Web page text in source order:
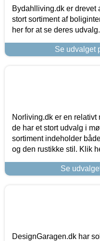
Bydahlliving.dk er drevet
stort sortiment af
her for at se deres udvalg.
Se udvalget
Norliving.dk er en relativt
de har et stort udvalg i
sortiment indeholder
og den rustikke stil. Klik
Se
DesignGaragen.dk har